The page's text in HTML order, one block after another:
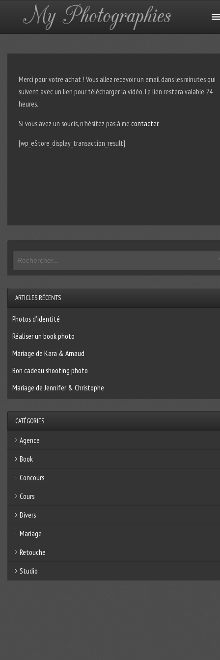
Merci pour votre achat ! Vous allez recevoir un email dans les minutes qui
suivent avec un lien pour télécharger la vidéo. Le lien restera valable 24
heures.
Si vous avez un soucis, n’hésitez pas à mecontacter.
[wp_eStore_display_transaction_result]
ARTICLES RÉCENTS
Photos d’identité
Réaliser un book photo
Mariage de Kara & Arnaud
Bon cadeau shooting photo
Mariage de Jennifer & Christophe
CATÉGORIES
Agence
Book
Concours
Cours
Divers
Mariage
Retouche
Studio